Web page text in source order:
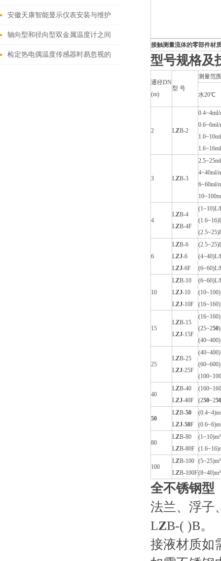
应用
安徽天康智能显示仪表安装与维护
轴向型和径向型双金属温度计之间
有何区别
检定热电偶温度传感器时易忽视的
接触测量流体的零部件材
型号规格及
通径DN
(m)
型 号
测量范
水20℃
2 LZB-2
0.4~4ml/
0.6~6ml/
3 LZB-3
4~40ml/
6~60ml/
4
LZB-4
LZB-4F
(1~10)L/
6
LZB-6
LZJ-6
LZJ-6F
(4~40)L/
(6~60)L/
10
LZB-10
LZJ-10
LZJ-10F
(6~60)L/
15
LZB-15
LZJ-15F
(25~250
25
LZB-25
LZJ-25F
40
LZB-40
LZJ-40F
(250~250
50
LZB-50
LZJ-50F
80
LZB-80
LZB-80F
100
LZB-100
LZB-100F
全不锈钢型
法兰、浮子
LZB-( )B。
接液材质如